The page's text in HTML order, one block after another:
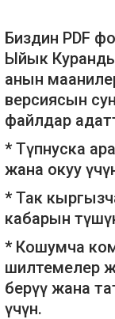
Биздин PDF
Ыйык
анын
версиясын
файлдар
* Түпнуска
жана окуу
* Так
кабарын
* Кошумча
шилтемелер
берүү жана
үчүн.